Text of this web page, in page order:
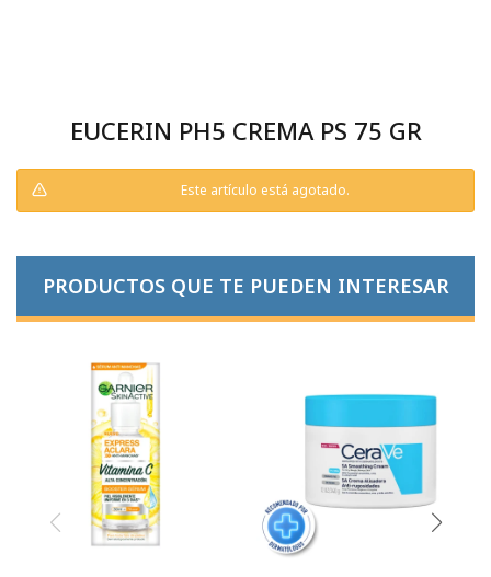
EUCERIN PH5 CREMA PS 75 GR
Este artículo está agotado.
PRODUCTOS QUE TE PUEDEN INTERESAR